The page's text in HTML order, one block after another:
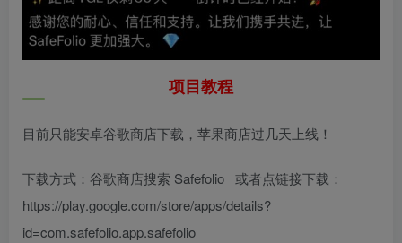
项目教程
目前只能安卓谷歌商店下载，苹果商店过几天上线！
下载方式：谷歌商店搜索 Safefolio 或者点链接下载：
https://play.google.com/store/apps/details?
id=com.safefolio.app.safefolio